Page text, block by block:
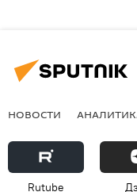
НОВОСТИ
Rutube